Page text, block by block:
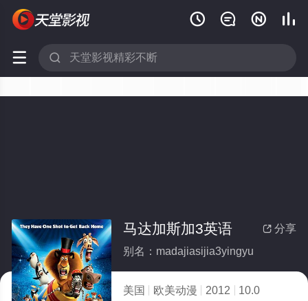
   
 
 分享
马达加斯加3英语
别名：madajiasijia3yingyu
美国 欧美动漫 2012
10.0